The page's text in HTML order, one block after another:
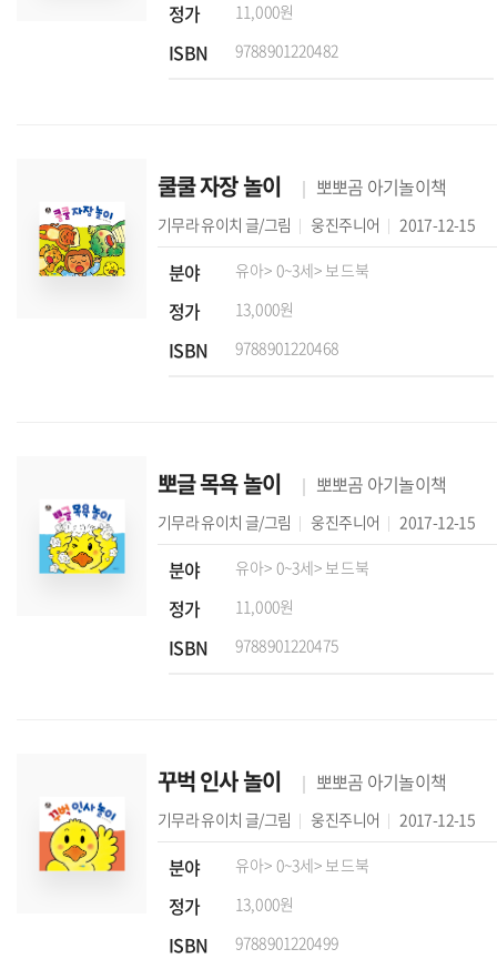
정가 11,000원
ISBN 9788901220482
쿨쿨 자장 놀이 뽀뽀곰 아기놀이책
기무라 유이치 글/그림 웅진주니어 2017-12-15
분야 유아> 0~3세> 보드북
정가 13,000원
ISBN 9788901220468
뽀글 목욕 놀이 뽀뽀곰 아기놀이책
기무라 유이치 글/그림 웅진주니어 2017-12-15
분야 유아> 0~3세> 보드북
정가 11,000원
ISBN 9788901220475
꾸벅 인사 놀이 뽀뽀곰 아기놀이책
기무라 유이치 글/그림 웅진주니어 2017-12-15
분야 유아> 0~3세> 보드북
정가 13,000원
ISBN 9788901220499